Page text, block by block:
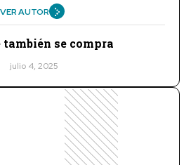
VER AUTOR
también se compra
julio 4, 2025